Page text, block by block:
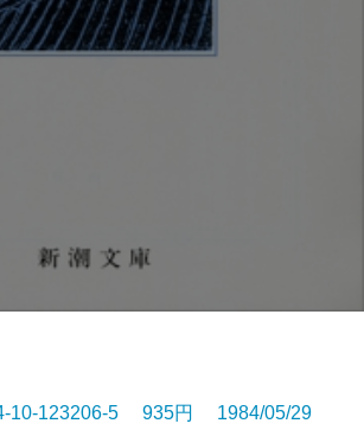
10-123206-5 935円 1984/05/29